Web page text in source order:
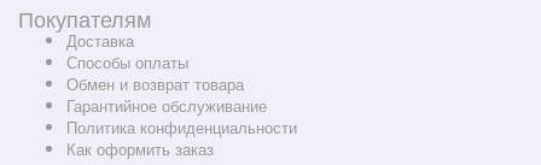
Покупателям
Доставка
Способы оплаты
Обмен и возврат товара
Гарантийное обслуживание
Политика конфиденциальности
Как оформить заказ